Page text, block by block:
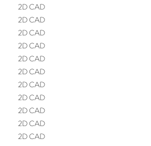
2D CAD
2D CAD
2D CAD
2D CAD
2D CAD
2D CAD
2D CAD
2D CAD
2D CAD
2D CAD
2D CAD